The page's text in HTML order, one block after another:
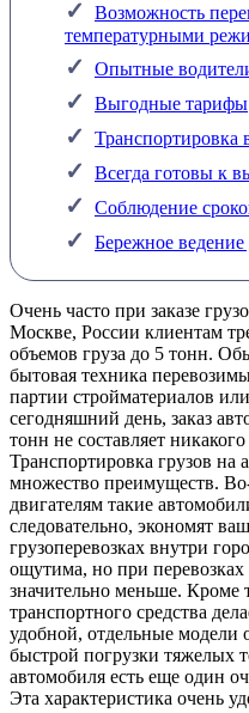
Возможность
температурными
Опытные
Выгодные тарифы
Транспортировка
Всегда готовы к
Соблюдение
Бережное
Очень часто при заказе
Москве, России клиентам
объемов груза до 5 тонн.
бытовая техника
партии стройматериалов
сегодняшний день, заказ
тонн не составляет никакого
Транспортировка грузов на
множество преимуществ.
двигателям такие
следовательно, экономят
грузоперевозках внутри
ощутима, но при перевозках
значительно меньше. Кроме
транспортного средства
удобной, отдельные модели
быстрой погрузки тяжелых
автомобиля есть еще один
Эта характеристика очень